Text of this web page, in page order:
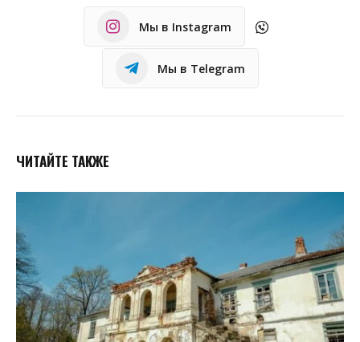
Мы в Instagram
Мы в Telegram
ЧИТАЙТЕ ТАКЖЕ